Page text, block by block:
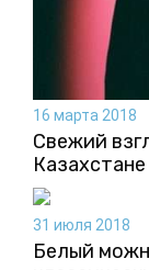
16 марта 2018
Свежий
Казахстане
31 июля 2018
Белый